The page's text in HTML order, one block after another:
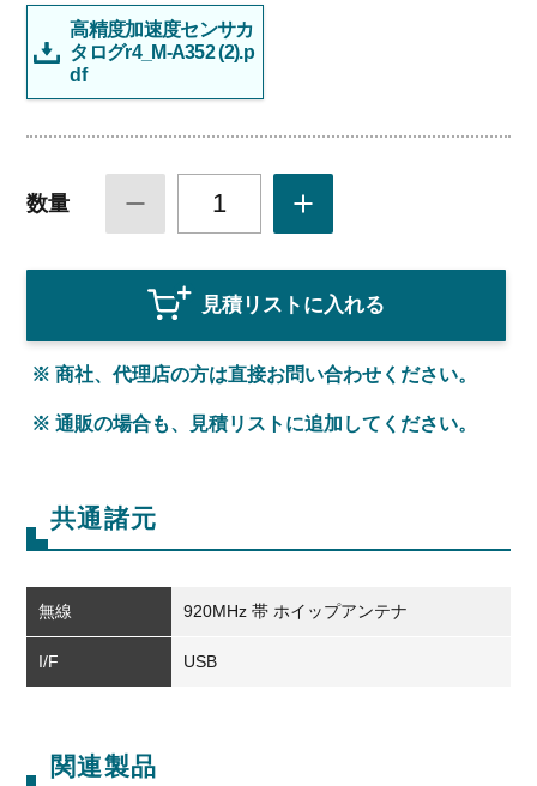
高精度加速度センサカ
タログr4_M-A352 (2).p
df
数量 1
見積リストに入れる
※ 商社、代理店の方は直接お問い合わせください。
※ 通販の場合も、見積リストに追加してください。
共通諸元
無線 920MHz 帯 ホイップアンテナ
I/F USB
関連製品